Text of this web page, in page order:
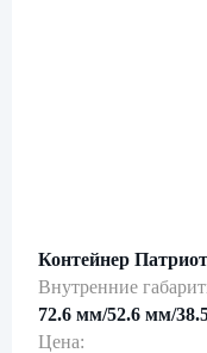
Контейнер
Внутренние
72.6 мм/52.6 мм/
Цена: